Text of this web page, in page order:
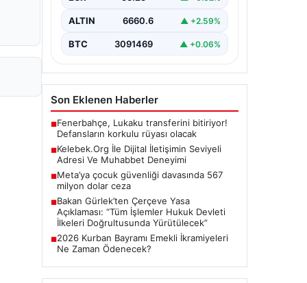
ALTIN 6660.6 ▲ +2.59%
BTC 3091469 ▲ +0.06%
Son Eklenen Haberler
■Fenerbahçe, Lukaku transferini bitiriyor!
Defansların korkulu rüyası olacak
■Kelebek.Org İle Dijital İletişimin Seviyeli
Adresi Ve Muhabbet Deneyimi
■Meta’ya çocuk güvenliği davasında 567
milyon dolar ceza
■Bakan Gürlek’ten Çerçeve Yasa
Açıklaması: “Tüm İşlemler Hukuk Devleti
İlkeleri Doğrultusunda Yürütülecek”
■2026 Kurban Bayramı Emekli İkramiyeleri
Ne Zaman Ödenecek?